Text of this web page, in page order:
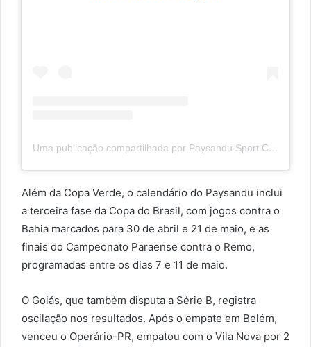
Uma publicação compartilhada por Paysandu Sport Club (@paysandu)
Além da Copa Verde, o calendário do Paysandu inclui
a terceira fase da Copa do Brasil, com jogos contra o
Bahia marcados para 30 de abril e 21 de maio, e as
finais do Campeonato Paraense contra o Remo,
programadas entre os dias 7 e 11 de maio.
O Goiás, que também disputa a Série B, registra
oscilação nos resultados. Após o empate em Belém,
venceu o Operário-PR, empatou com o Vila Nova por 2